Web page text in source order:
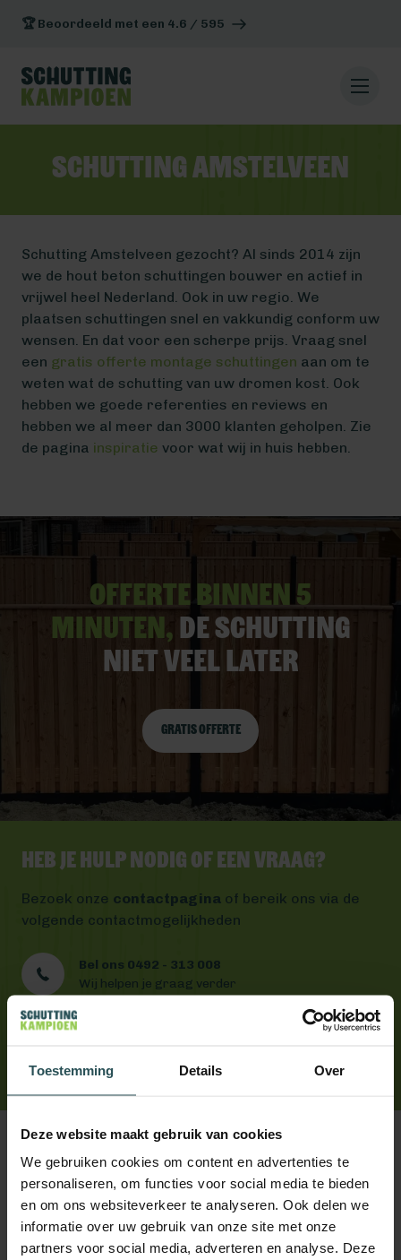
Toestemming Details Over
Deze website maakt gebruik van cookies
We gebruiken cookies om content en advertenties te
personaliseren, om functies voor social media te bieden
en om ons websiteverkeer te analyseren. Ook delen we
informatie over uw gebruik van onze site met onze
partners voor social media, adverteren en analyse. Deze
🏆 Beoordeeld met een 4.6 / 595
Schutting Amstelveen
Schutting Amstelveen gezocht? Al sinds 2014 zijn
we de hout beton schuttingen bouwer en actief in
vrijwel heel Nederland. Ook in uw regio. We
plaatsen schuttingen snel en vakkundig conform uw
wensen. En dat voor een scherpe prijs. Vraag snel
een gratis offerte montage schuttingen aan om te
weten wat de schutting van uw dromen kost. Ook
hebben we goede referenties en reviews en
hebben we al meer dan 3000 klanten geholpen. Zie
de pagina inspiratie voor wat wij in huis hebben.
Offerte binnen 5
minuten, De schutting
niet veel later
Gratis offerte
Heb je hulp nodig of een vraag?
Bezoek onze contactpagina of bereik ons via de
volgende contactmogelijkheden
Bel ons 0492 - 313 008
Wij helpen je graag verder
Handig toch?
Volg ons!